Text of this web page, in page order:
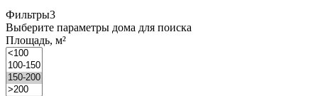
Фильтры3
Выберите параметры дома для поиска
Площадь, м²